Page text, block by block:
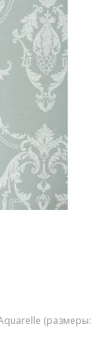
(размеры: